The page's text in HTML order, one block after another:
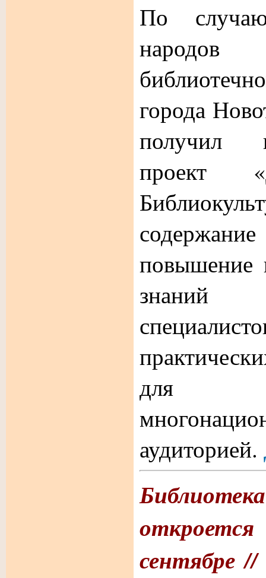
По
города
получил
проект
повышение
знаний
для
аудиторией.
сентябре